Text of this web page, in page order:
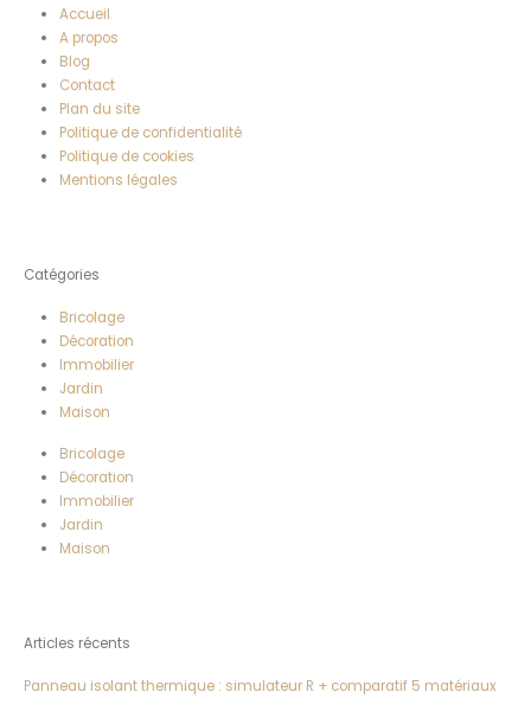
Accueil
A propos
Blog
Contact
Plan du site
Politique de confidentialité
Politique de cookies
Mentions légales
Catégories
Bricolage
Décoration
Immobilier
Jardin
Maison
Bricolage
Décoration
Immobilier
Jardin
Maison
Articles récents
Panneau isolant thermique : simulateur R + comparatif 5 matériaux